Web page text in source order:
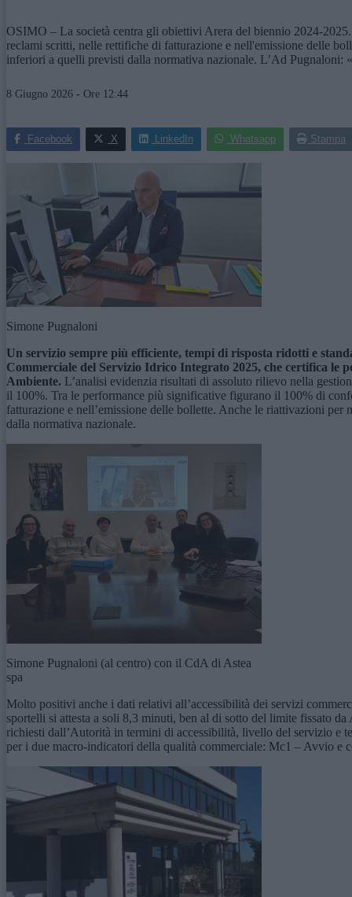
OSIMO – La società centra gli obiettivi Arera del biennio 2024-
reclami scritti, nelle rettifiche di fatturazione e nell'emissione delle
inferiori a quelli previsti dalla normativa nazionale. L’Ad
8 Giugno 2026 - Ore 12:44
Facebook X LinkedIn Whatsapp Stampa
Simone Pugnaloni
Un servizio sempre più efficiente, tempi di risposta ridotti e
Commerciale del Servizio Idrico Integrato 2025, che certifica le
Ambiente. L’analisi evidenzia risultati di assoluto rilievo nella
il 100%. Tra le performance più significative figurano il 100% di
fatturazione e nell’emissione delle bollette. Anche le riattivazioni
dalla normativa nazionale.
Simone Pugnaloni (al centro) con il CdA di Astea
spa
Molto positivi anche i dati relativi all’accessibilità dei servizi
sportelli si attesta a soli 8,3 minuti, ben al di sotto del limite fissato
richiesti dall’Autorità in termini di accessibilità, livello del servizio e
per i due macro-indicatori della qualità commerciale: Mc1 – Avvio e